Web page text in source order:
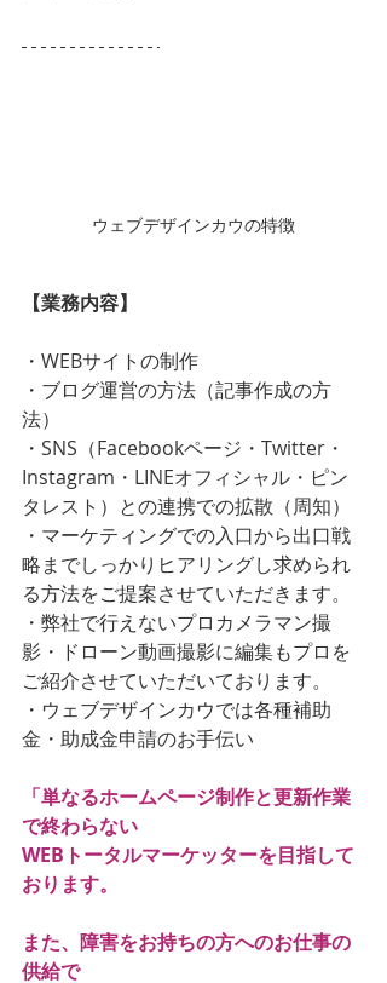
ウェブデザインカウの特徴
【業務内容】
・WEBサイトの制作
・ブログ運営の方法（記事作成の方
法）
・SNS（Facebookページ・Twitter・
Instagram・LINEオフィシャル・ピン
タレスト）との連携での拡散（周知）
・マーケティングでの入口から出口戦
略までしっかりヒアリングし求められ
る方法をご提案させていただきます。
・弊社で行えないプロカメラマン撮
影・ドローン動画撮影に編集もプロを
ご紹介させていただいております。
・ウェブデザインカウでは各種補助
金・助成金申請のお手伝い
「単なるホームページ制作と更新作業
で終わらない
WEBトータルマーケッターを目指して
おります。
また、障害をお持ちの方へのお仕事の
供給で